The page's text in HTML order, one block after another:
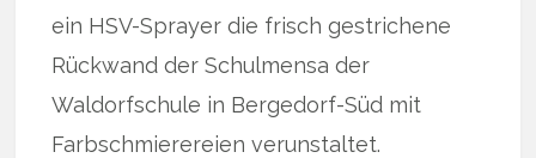
ein HSV-Sprayer die frisch gestrichene
Rückwand der Schulmensa der
Waldorfschule in Bergedorf-Süd mit
Farbschmierereien verunstaltet.